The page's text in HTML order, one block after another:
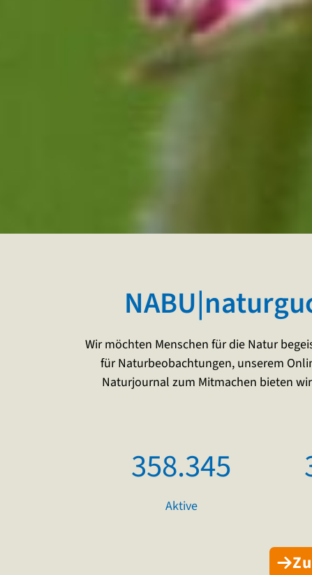
Wir möchten Menschen für die Natur
für Naturbeobachtungen, unserem
Naturjournal zum Mitmachen bieten
358.345
Aktive